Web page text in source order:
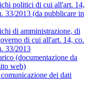
politici di cui all'art. 14,
33/2013 (da pubblicare in
di amministrazione, di
di cui all'art. 14, co.
33/2013
(documentazione da
web)
dei dati